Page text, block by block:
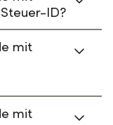
ID?
mit
mit